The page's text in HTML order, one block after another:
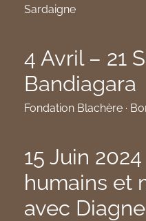
Sardaigne
4 Avril – 21
Bandiagara
Fondation Blachère ·
15 Juin
humains et
avec